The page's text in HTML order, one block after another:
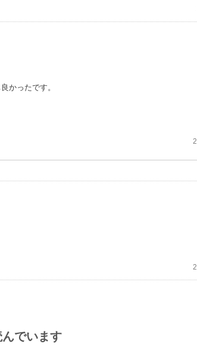
かったです。
でいます